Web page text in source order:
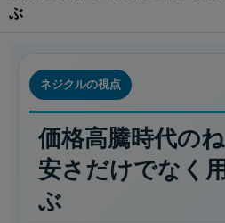
ぶ
ネジクルの視点
価格高騰時代のね
安さだけでなく
ぶ